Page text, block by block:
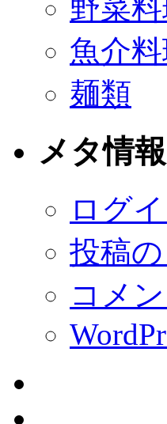
野菜
魚介
麺類
メタ情報
ログ
投稿の
コメ